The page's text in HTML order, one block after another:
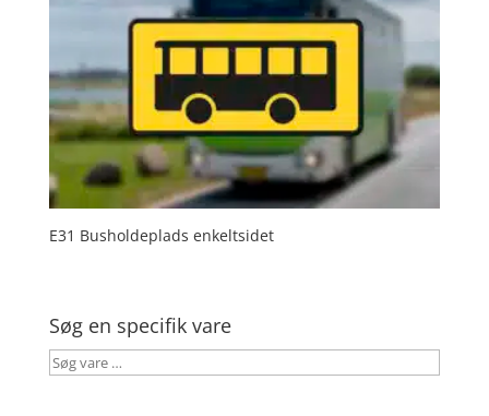
E31 Busholdeplads enkeltsidet
Søg en specifik vare
Søg